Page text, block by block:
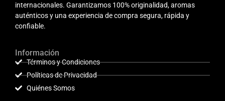
internacionales. Garantizamos 100% originalidad, aromas
auténticos y una experiencia de compra segura, rápida y
confiable.
Información
Términos y Condiciones
Políticas de Privacidad
Quiénes Somos